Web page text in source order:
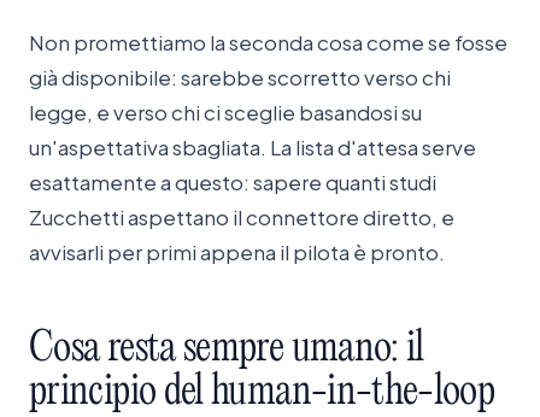
Non promettiamo la seconda cosa come se fosse
già disponibile: sarebbe scorretto verso chi
legge, e verso chi ci sceglie basandosi su
un'aspettativa sbagliata. La lista d'attesa serve
esattamente a questo: sapere quanti studi
Zucchetti aspettano il connettore diretto, e
avvisarli per primi appena il pilota è pronto.
Cosarestasempreumano: il
principio delhuman-in-the-loop